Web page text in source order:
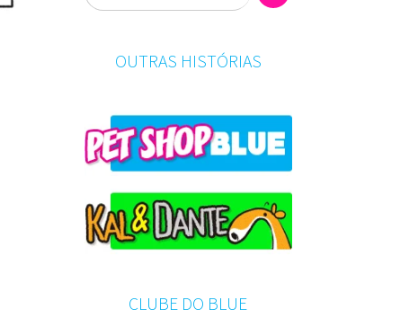
OUTRAS HISTÓRIAS
CLUBE DO BLUE